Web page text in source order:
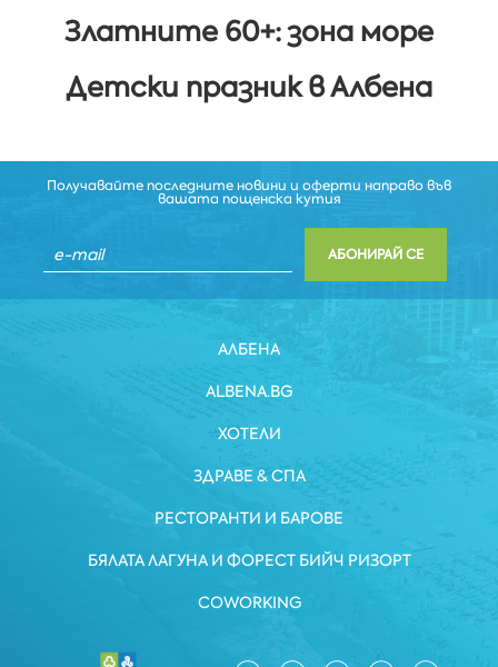
Златните 60+: зона море
Детски празник в Албена
Получавайте последните новини и оферти направо във
вашата пощенска кутия
АБОНИРАЙ СЕ
АЛБЕНА
ALBENA.BG
ХОТЕЛИ
ЗДРАВЕ & СПА
РЕСТОРАНТИ И БАРОВЕ
БЯЛАТА ЛАГУНА И ФОРЕСТ БИЙЧ РИЗОРТ
COWORKING